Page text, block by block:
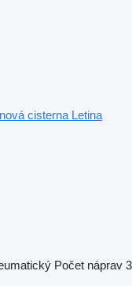
cisterna Letina
Počet náprav 3